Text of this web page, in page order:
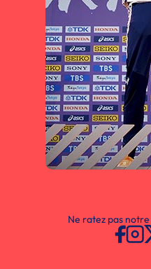
Ne ratez pas